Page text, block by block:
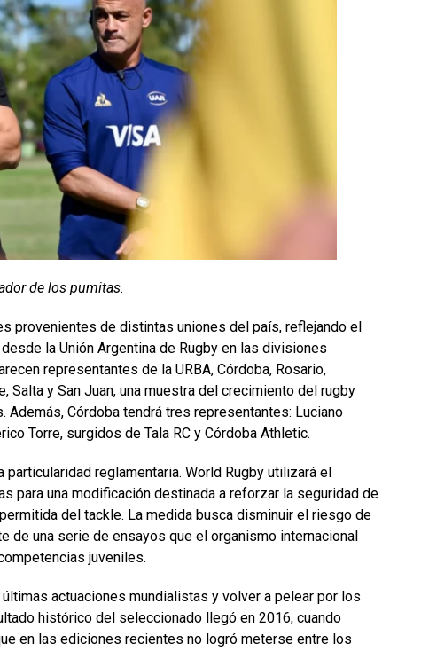
de los pumitas.
provenientes de distintas uniones del país, reflejando el
la Unión Argentina de Rugby en las divisiones
representantes de la URBA, Córdoba, Rosario,
Salta y San Juan, una muestra del crecimiento del rugby
Además, Córdoba tendrá tres representantes: Luciano
Torre, surgidos de Tala RC y Córdoba Athletic.
particularidad reglamentaria. World Rugby utilizará el
para una modificación destinada a reforzar la seguridad de
del tackle. La medida busca disminuir el riesgo de
de una serie de ensayos que el organismo internacional
juveniles.
actuaciones mundialistas y volver a pelear por los
histórico del seleccionado llegó en 2016, cuando
en las ediciones recientes no logró meterse entre los